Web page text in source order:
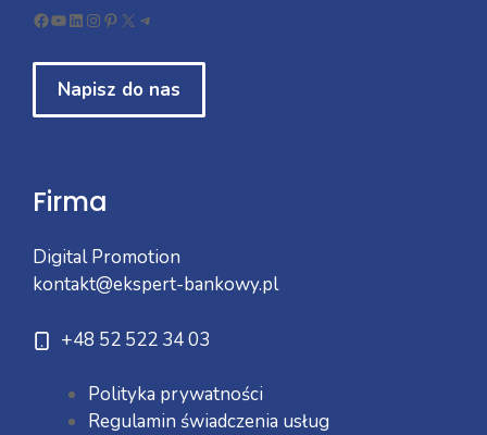
Facebook
YouTube
LinkedIn
Instagram
Pinterest
X Telegram
Napisz do nas
Firma
Digital Promotion
kontakt@ekspert-bankowy.pl
+48 52 522 34 03
Polityka prywatności
Regulamin świadczenia usług